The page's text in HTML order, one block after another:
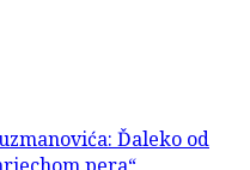
Ďaleko od
pera“